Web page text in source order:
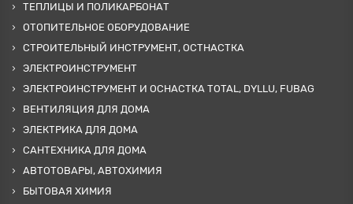
ТЕПЛИЦЫ И ПОЛИКАРБОНАТ
ОТОПИТЕЛЬНОЕ ОБОРУДОВАНИЕ
СТРОИТЕЛЬНЫЙ ИНСТРУМЕНТ, ОСТНАСТКА
ЭЛЕКТРОИНСТРУМЕНТ
ЭЛЕКТРОИНСТРУМЕНТ И ОСНАСТКА TOTAL, DYLLU, FUBAG
ВЕНТИЛЯЦИЯ ДЛЯ ДОМА
ЭЛЕКТРИКА ДЛЯ ДОМА
САНТЕХНИКА ДЛЯ ДОМА
АВТОТОВАРЫ, АВТОХИМИЯ
БЫТОВАЯ ХИМИЯ